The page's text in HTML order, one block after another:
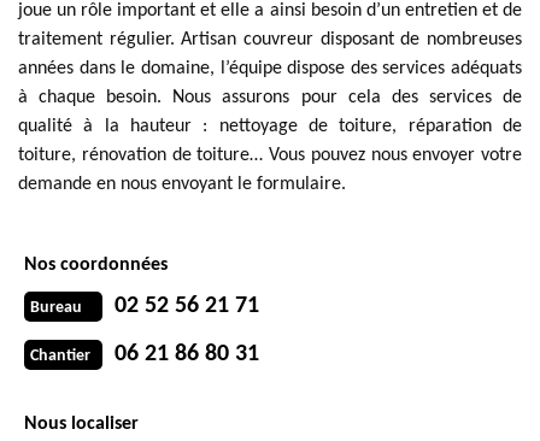
joue un rôle important et elle a ainsi besoin d’un entretien et de
traitement régulier. Artisan couvreur disposant de nombreuses
années dans le domaine, l’équipe dispose des services adéquats
à chaque besoin. Nous assurons pour cela des services de
qualité à la hauteur : nettoyage de toiture, réparation de
toiture, rénovation de toiture… Vous pouvez nous envoyer votre
demande en nous envoyant le formulaire.
Nos coordonnées
Bureau 02 52 56 21 71
Chantier 06 21 86 80 31
Nous localiser